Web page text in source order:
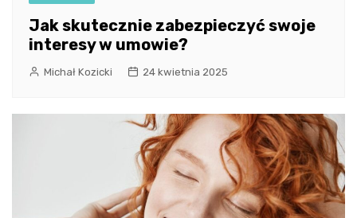
Jak skutecznie zabezpieczyć swoje
interesy w umowie?
Michał Kozicki 24 kwietnia 2025